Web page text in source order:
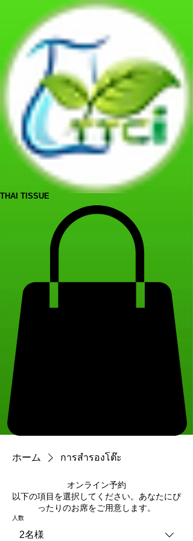
THAI TISSUE
ホーム การสำรองโต๊ะ
オンライン予約
以下の項目を選択してください。あなたにぴ
ったりのお席をご用意します。
人数
2名様